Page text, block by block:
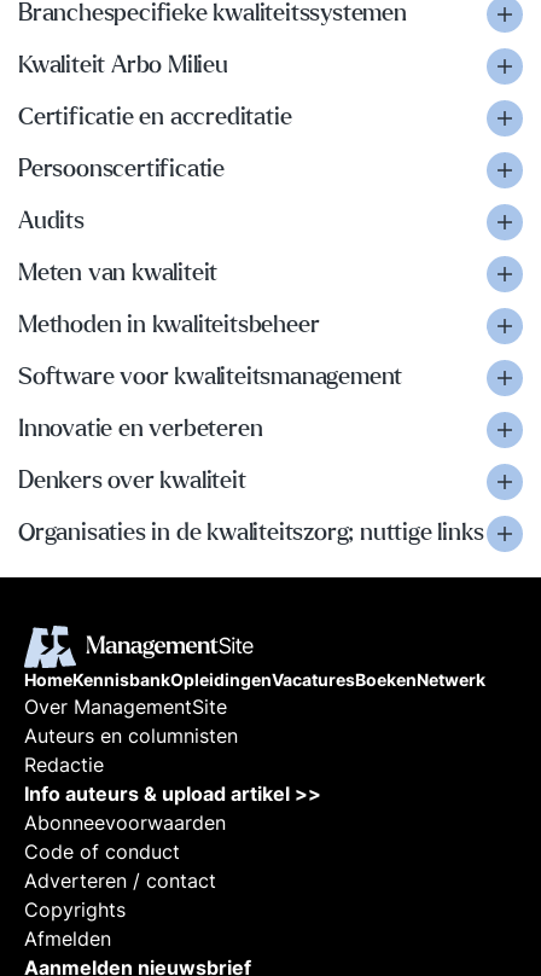
Branchespecifieke kwaliteitssystemen
Kwaliteit Arbo Milieu
Certificatie en accreditatie
Persoonscertificatie
Audits
Meten van kwaliteit
Methoden in kwaliteitsbeheer
Software voor kwaliteitsmanagement
Innovatie en verbeteren
Denkers over kwaliteit
Organisaties in de kwaliteitszorg; nuttige links
HomeKennisbankOpleidingenVacaturesBoekenNetwerk
Over ManagementSite
Auteurs en columnisten
Redactie
Info auteurs & upload artikel >>
Abonneevoorwaarden
Code of conduct
Adverteren / contact
Copyrights
Afmelden
Aanmelden nieuwsbrief